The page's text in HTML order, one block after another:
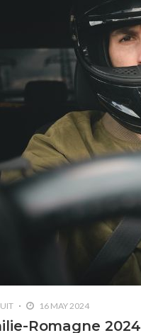
16 MAY 2024
Romagne